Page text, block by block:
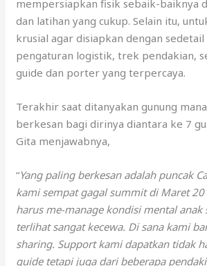
mempersiapkan fisik sebaik-baiknya
dan latihan yang cukup. Selain itu,
krusial agar disiapkan dengan
pengaturan logistik, trek pendakian,
guide dan porter yang terpercaya.
Terakhir saat ditanyakan gunung
berkesan bagi dirinya diantara ke 7
Gita menjawabnya,
“Yang paling berkesan adalah puncak
kami sempat gagal summit di Maret
harus me-manage kondisi mental anak
terlihat sangat kecewa. Di sana kami
sharing. Support kami dapatkan tidak
guide tetapi juga dari beberapa